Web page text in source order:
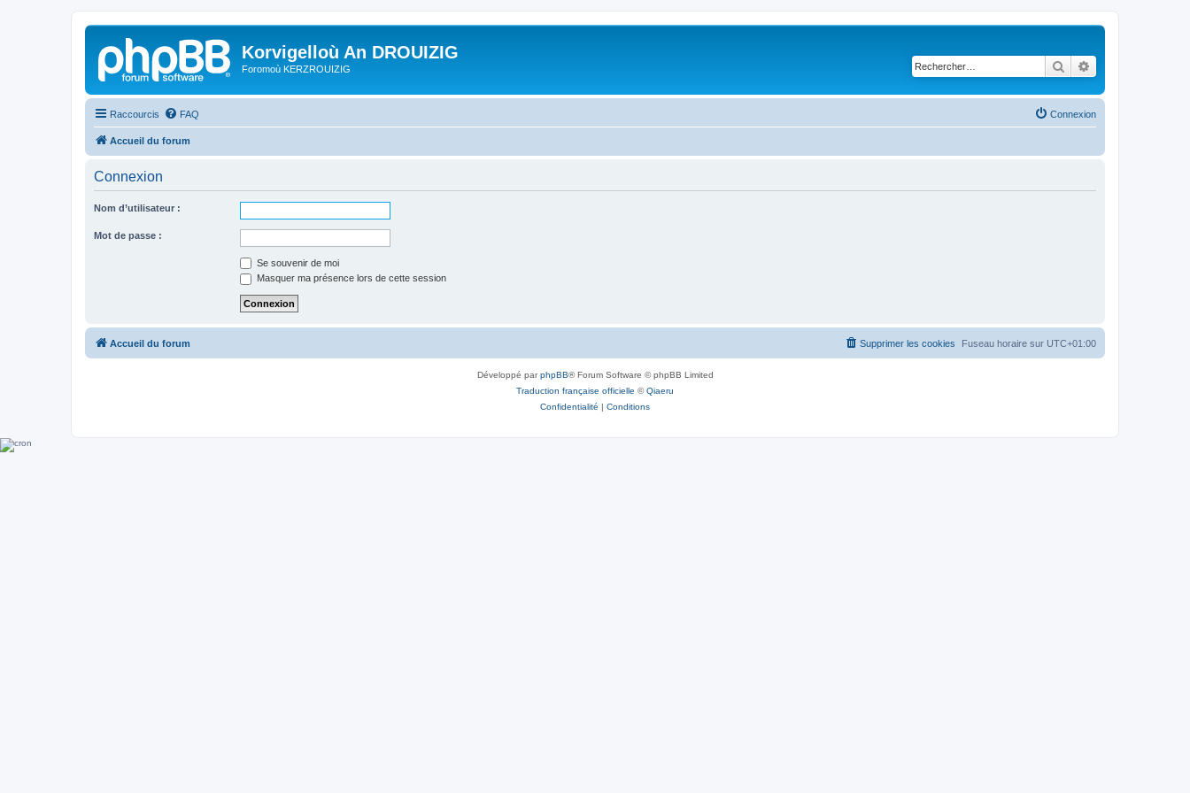
Korvigelloù An DROUIZIG
Foromoù KERZROUIZIG Rechercher
Raccourcis FAQ Connexion
Accueil du forum
Connexion
Nom d’utilisateur :
Mot de passe :
Se souvenir de moi
Masquer ma présence lors de cette session
Accueil du forum Fuseau horaire sur UTC+01:00
Supprimer les cookies
Développé parphpBB® Forum Software © phpBB Limited
Traduction française officielle ©Qiaeru
Confidentialité | Conditions